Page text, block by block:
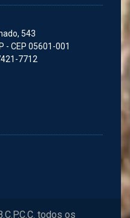
543
- CEP 05601-001
7712
todos os